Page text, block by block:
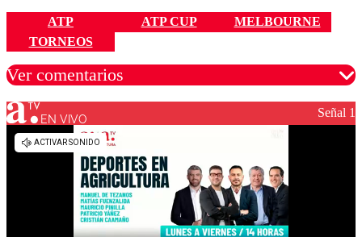
ATP ATP CUP
MELBOURNE
TORNEOS
Ver comentarios
Los comentarios son moderados para garantizar un
EN VIVO Señal 1